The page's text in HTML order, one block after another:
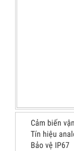
Cảm biến
Tín hiệu
Bảo vệ IP67